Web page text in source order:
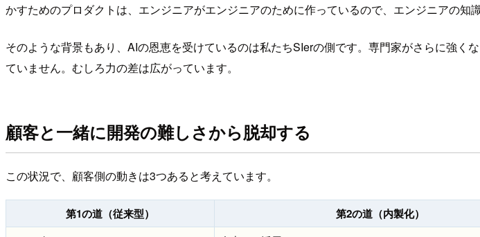
かすためのプロダクトは、エンジニアがエンジニアのために作っているので、エンジニアの知
そのような背景もあり、AIの恩恵を受けているのは私たちSIerの側です。専門家がさらに強
ていません。むしろ力の差は広がっています。
顧客と一緒に開発の難しさから脱却する
この状況で、顧客側の動きは3つあると考えています。
第1の道（従来型） 第2の道（内製化）